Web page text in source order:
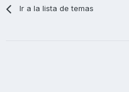
Ir a la lista de temas